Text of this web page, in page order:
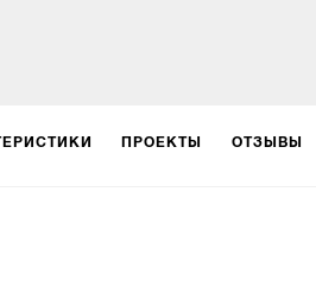
ПРОЕКТЫ ОТЗЫВЫ